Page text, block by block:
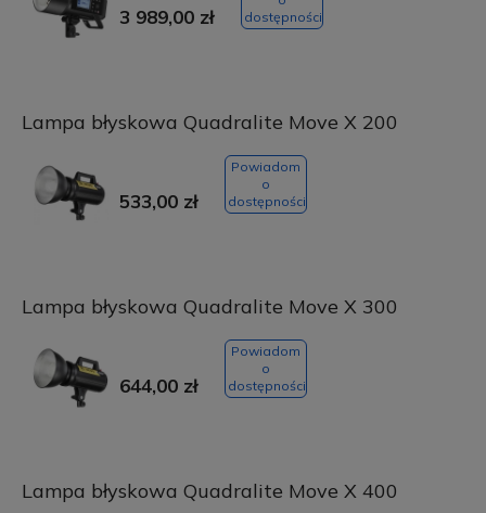
3 989,00 zł
dostępności
Lampa błyskowa Quadralite Move X 200
533,00 zł
Powiadom
o
dostępności
Lampa błyskowa Quadralite Move X 300
644,00 zł
Powiadom
o
dostępności
Lampa błyskowa Quadralite Move X 400